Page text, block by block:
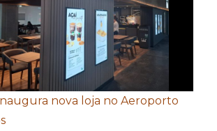
nova loja no Aeroporto